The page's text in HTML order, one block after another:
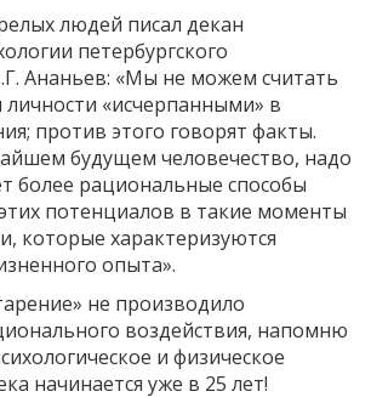
людей писал декан
петербургского
Ананьев: «Мы не можем считать
«исчерпанными» в
против этого говорят факты.
будущем человечество, надо
более рациональные способы
потенциалов в такие моменты
которые характеризуются
опыта».
не производило
воздействия, напомню
и физическое
начинается уже в 25 лет!